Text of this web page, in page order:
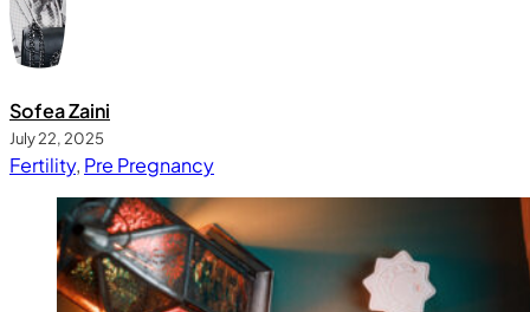
Sofea Zaini
July 22, 2025
Fertility, Pre Pregnancy